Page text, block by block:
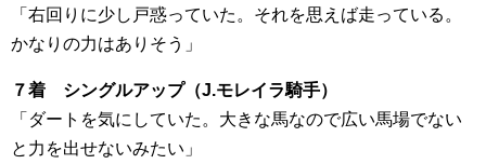
「右回りに少し戸惑っていた。それを思えば走っている。
かなりの力はありそう」
７着 シングルアップ（J.モレイラ騎手）
「ダートを気にしていた。大きな馬なので広い馬場でない
と力を出せないみたい」